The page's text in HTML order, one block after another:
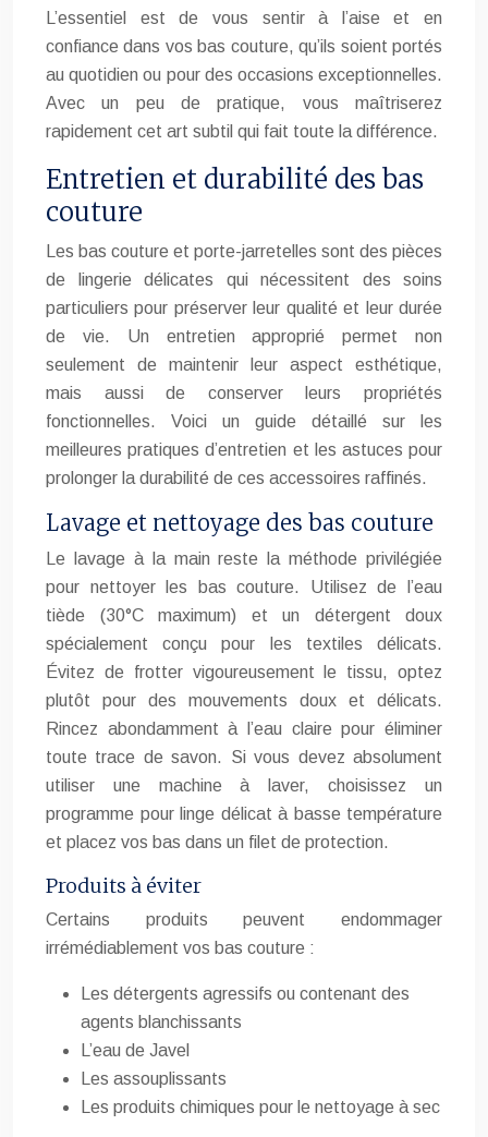
L’essentiel est de vous sentir à l’aise et en
confiance dans vos bas couture, qu’ils soient portés
au quotidien ou pour des occasions exceptionnelles.
Avec un peu de pratique, vous maîtriserez
rapidement cet art subtil qui fait toute la différence.
Entretien et durabilité des bas
couture
Les bas couture et porte-jarretelles sont des pièces
de lingerie délicates qui nécessitent des soins
particuliers pour préserver leur qualité et leur durée
de vie. Un entretien approprié permet non
seulement de maintenir leur aspect esthétique,
mais aussi de conserver leurs propriétés
fonctionnelles. Voici un guide détaillé sur les
meilleures pratiques d’entretien et les astuces pour
prolonger la durabilité de ces accessoires raffinés.
Lavage et nettoyage des bas couture
Le lavage à la main reste la méthode privilégiée
pour nettoyer les bas couture. Utilisez de l’eau
tiède (30°C maximum) et un détergent doux
spécialement conçu pour les textiles délicats.
Évitez de frotter vigoureusement le tissu, optez
plutôt pour des mouvements doux et délicats.
Rincez abondamment à l’eau claire pour éliminer
toute trace de savon. Si vous devez absolument
utiliser une machine à laver, choisissez un
programme pour linge délicat à basse température
et placez vos bas dans un filet de protection.
Produits à éviter
Certains produits peuvent endommager
irrémédiablement vos bas couture :
Les détergents agressifs ou contenant des
agents blanchissants
L’eau de Javel
Les assouplissants
Les produits chimiques pour le nettoyage à sec